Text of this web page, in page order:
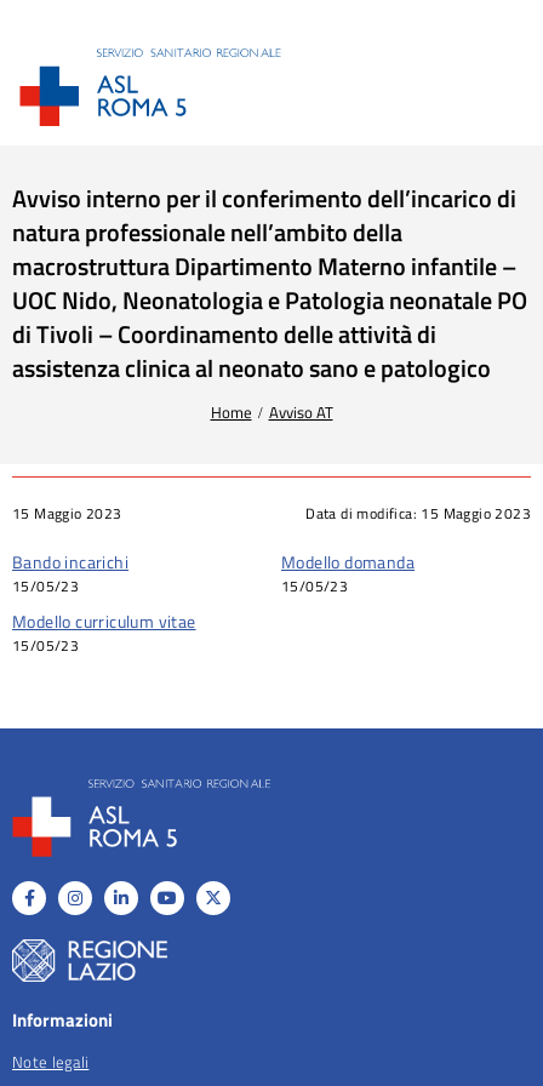
Avviso interno per il conferimento dell’incarico di
natura professionale nell’ambito della
macrostruttura Dipartimento Materno infantile –
UOC Nido, Neonatologia e Patologia neonatale PO
di Tivoli – Coordinamento delle attività di
assistenza clinica al neonato sano e patologico
Home Avviso AT
Data di modifica: 15 Maggio 2023
15 Maggio 2023
Bando incarichi
15/05/23
Modello curriculum vitae
15/05/23
Modello domanda
15/05/23
Informazioni
Note legali